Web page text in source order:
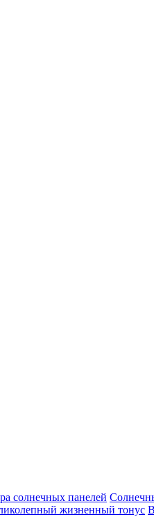
солнечных панелей
жизненный тонус